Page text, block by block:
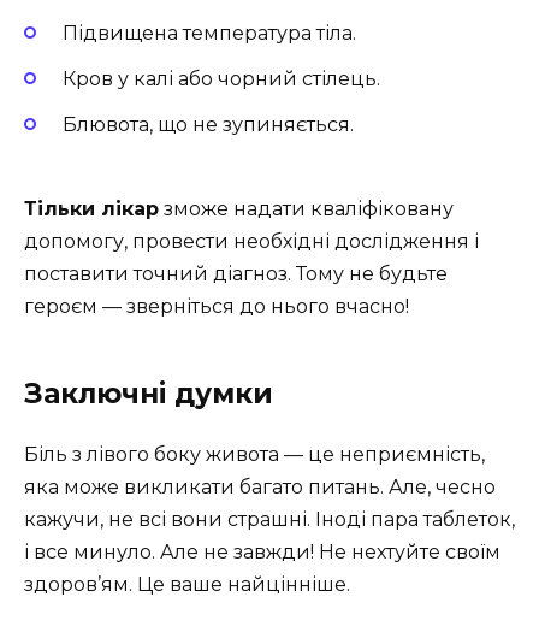
Підвищена температура тіла.
Кров у калі або чорний стілець.
Блювота, що не зупиняється.
Тільки лікар зможе надати кваліфіковану
допомогу, провести необхідні дослідження і
поставити точний діагноз. Тому не будьте
героєм — зверніться до нього вчасно!
Заключні думки
Біль з лівого боку живота — це неприємність,
яка може викликати багато питань. Але, чесно
кажучи, не всі вони страшні. Іноді пара таблеток,
і все минуло. Але не завжди! Не нехтуйте своїм
здоров’ям. Це ваше найцінніше.